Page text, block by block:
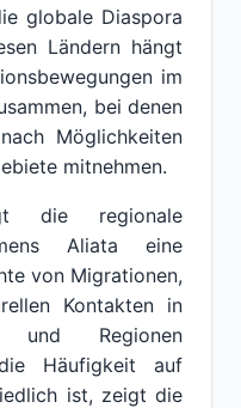
globale Diaspora
Ländern hängt
im
bei denen
Möglichkeiten
mitnehmen.
die regionale
Aliata eine
von Migrationen,
Kontakten in
und Regionen
Häufigkeit auf
ist, zeigt die